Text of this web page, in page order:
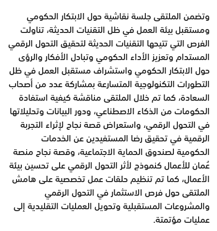
وتضمن الملتقى جلسة نقاشية حول الابتكار الحكومي
ومستقبل بيئة العمل في ظل التقنيات الحديثة، تناولت
الفرص التي تتيحها التقنيات الحديثة لتحقيق التحول الرقمي
المستدام وتعزيز الأداء الحكومي وتبادل الأفكار والرؤى
حول الابتكار الحكومي واستشراف مستقبل العمل في ظل
التطورات التكنولوجية المتسارعة بمشاركة عدد من أصحاب
السعادة، كما تم خلال الملتقى مناقشة كيفية استفادة
الحكومات من الذكاء الاصطناعي، ودور البيانات وتحليلاتها
في التحول الرقمي، واستعراض قصة نجاح لإثراء التجربة
الرقمية في تحقيق رضا المستفيدين عن الخدمات
الحكومية لصندوق الحماية الاجتماعية، وقصة نجاح منصة
عُمان للأعمال كنموذج لأثر التحول الرقمي على تحسين بيئة
الأعمال، كما تم تنظيم حلقات عمل تخصصية على هامش
الملتقى حول فرص الاستثمار في التحول الرقمي
والمشروعات المستقبلية وتحويل العمليات التقليدية إلى
عمليات مؤتمتة.